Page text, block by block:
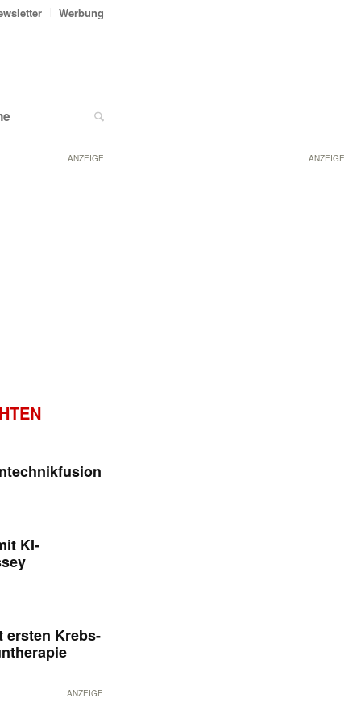
ANZEIGE
Werbung
ANZEIGE
KI-
ersten Krebs-
ANZEIGE